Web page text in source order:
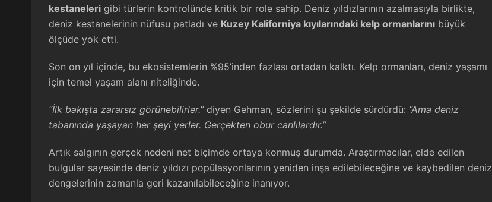
kestaneleri gibi türlerin kontrolünde kritik bir role sahip. Deniz yıldızlarının azalmasıyla birlikte,
deniz kestanelerinin nüfusu patladı ve Kuzey Kaliforniya kıyılarındaki kelp ormanlarını büyük
ölçüde yok etti.
Son on yıl içinde, bu ekosistemlerin %95’inden fazlası ortadan kalktı. Kelp ormanları, deniz yaşamı
için temel yaşam alanı niteliğinde.
“İlk bakışta zararsız görünebilirler.”diyen Gehman, sözlerini şu şekilde sürdürdü: “Ama deniz
tabanında yaşayan her şeyi yerler. Gerçekten obur canlılardır.”
Artık salgının gerçek nedeni net biçimde ortaya konmuş durumda. Araştırmacılar, elde edilen
bulgular sayesinde deniz yıldızı popülasyonlarının yeniden inşa edilebileceğine ve kaybedilen deniz
dengelerinin zamanla geri kazanılabileceğine inanıyor.